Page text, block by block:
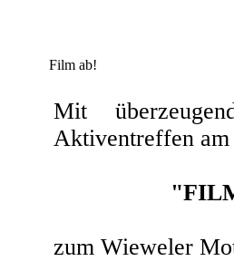
Film ab!
Mit
Aktiventreffen am
zum Wieweler